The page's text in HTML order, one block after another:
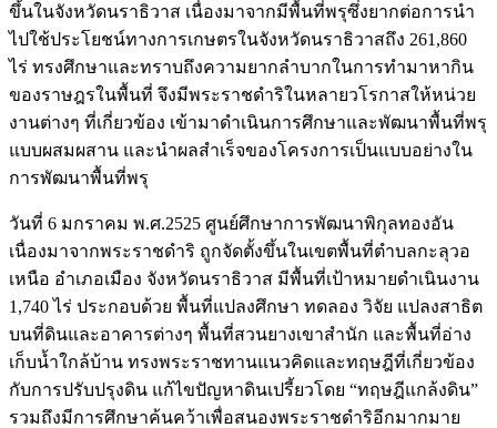
ขึ้นในจังหวัดนราธิวาส เนื่องมาจากมีพื้นที่พรุซึ่งยากต่อการนำ
ไปใช้ประโยชน์ทางการเกษตรในจังหวัดนราธิวาสถึง 261,860
ไร่ ทรงศึกษาและทราบถึงความยากลำบากในการทำมาหากิน
ของราษฎรในพื้นที่ จึงมีพระราชดำริในหลายวโรกาสให้หน่วย
งานต่างๆ ที่เกี่ยวข้อง เข้ามาดำเนินการศึกษาและพัฒนาพื้นที่พรุ
แบบผสมผสาน และนำผลสำเร็จของโครงการเป็นแบบอย่างใน
การพัฒนาพื้นที่พรุ
วันที่ 6 มกราคม พ.ศ.2525 ศูนย์ศึกษาการพัฒนาพิกุลทองอัน
เนื่องมาจากพระราชดำริ ถูกจัดตั้งขึ้นในเขตพื้นที่ตำบลกะลุวอ
เหนือ อำเภอเมือง จังหวัดนราธิวาส มีพื้นที่เป้าหมายดำเนินงาน
1,740 ไร่ ประกอบด้วย พื้นที่แปลงศึกษา ทดลอง วิจัย แปลงสาธิต
บนที่ดินและอาคารต่างๆ พื้นที่สวนยางเขาสำนัก และพื้นที่อ่าง
เก็บน้ำใกล้บ้าน ทรงพระราชทานแนวคิดและทฤษฎีที่เกี่ยวข้อง
กับการปรับปรุงดิน แก้ไขปัญหาดินเปรี้ยวโดย “ทฤษฎีแกล้งดิน”
รวมถึงมีการศึกษาค้นคว้าเพื่อสนองพระราชดำริอีกมากมาย